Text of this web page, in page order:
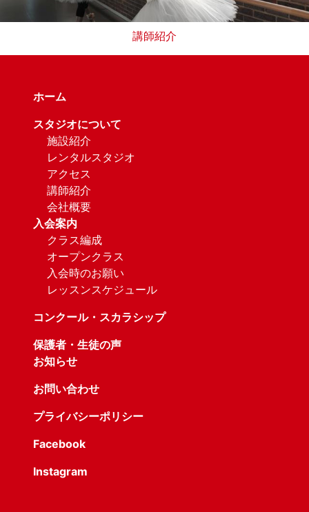
講師紹介
ホーム
スタジオについて
施設紹介
レンタルスタジオ
アクセス
講師紹介
会社概要
入会案内
クラス編成
オープンクラス
入会時のお願い
レッスンスケジュール
コンクール・スカラシップ
保護者・生徒の声
お知らせ
お問い合わせ
プライバシーポリシー
Facebook
Instagram